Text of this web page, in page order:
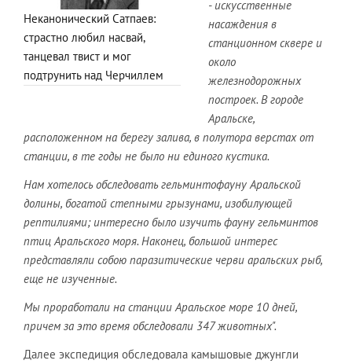
Неканонический Сатпаев:
страстно любил насвай,
танцевал твист и мог
подтрунить над Черчиллем
- искусственные
насаждения в
станционном сквере и
около
железнодорожных
построек. В городе
Аральске,
расположенном на берегу залива, в полутора верстах от
станции, в те годы не было ни единого кустика.
Нам хотелось обследовать гельминтофауну Аральской
долины, богатой степными грызунами, изобилующей
рептилиями; интересно было изучить фауну гельминтов
птиц Аральского моря. Наконец, большой интерес
представляли собою паразитические черви аральских рыб,
еще не изученные.
Мы проработали на станции Аральское море 10 дней,
причем за это время обследовали 347 животных".
Далее экспедиция обследовала камышовые джунгли